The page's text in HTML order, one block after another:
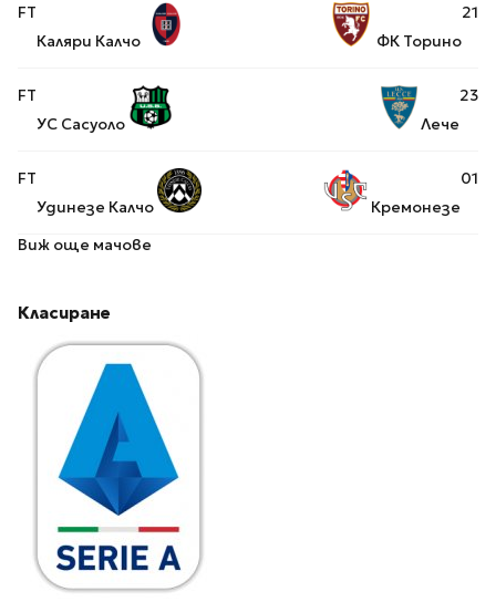
FT
Каляри Калчо
ФК Торино
21
FT
УС Сасуоло
Лече
23
FT
Удинезе Калчо
Кремонезе
01
Виж още мачове
Класиране